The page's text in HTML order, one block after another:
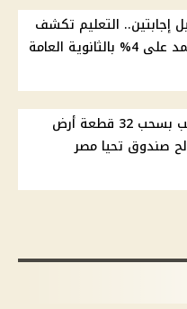
إجابتين.. التعليم تكشف
العامة
توفيق عكاشة يطالب بسحب 32 قطعة أرض
صندوق تحيا مصر